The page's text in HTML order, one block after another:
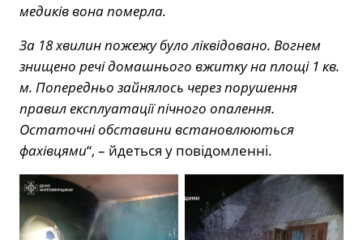
медиків вона померла.
За 18 хвилин пожежу було ліквідовано. Вогнем
знищено речі домашнього вжитку на площі 1 кв.
м. Попередньо зайнялось через порушення
правил експлуатації пічного опалення.
Остаточні обставини встановлюються
фахівцями“, – йдеться у повідомленні.